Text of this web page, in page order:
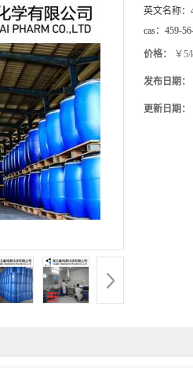
英文名称：
cas： 459-
价格： ￥5/
发布日期：
更新日期：